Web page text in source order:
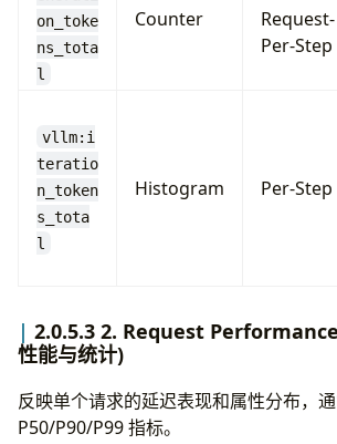
on_toke
ns_tota
l
Counter
Request-
Per-Step
vllm:i
teratio
n_token
s_tota
l
Histogram Per-Step
2.0.5.3 2. Request
性能与统计)
反映单个请求的延迟表现和属性分布，
P50/P90/P99 指标。